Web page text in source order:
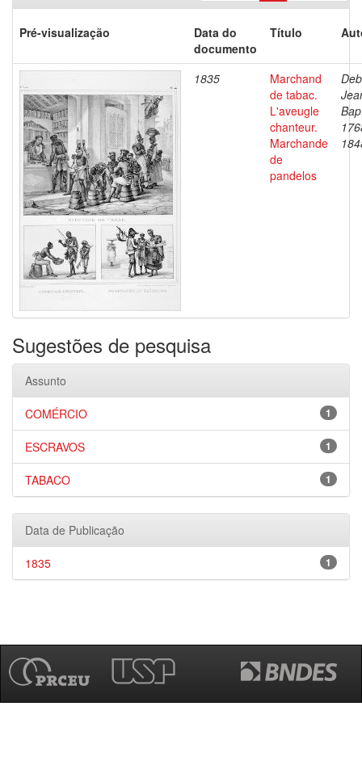
Pré-visualização
Data do
documento
Título
1835
Marchand
de tabac.
L'aveugle
chanteur.
Marchande
de
pandelos
Sugestões de pesquisa
Assunto
1
COMÉRCIO
1
ESCRAVOS
1
TABACO
Data de Publicação
1
1835